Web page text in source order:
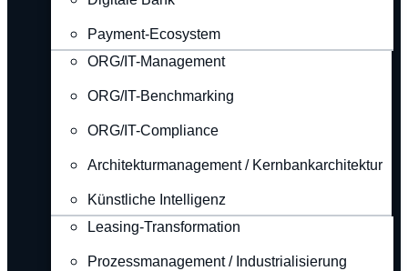
Payment-Ecosystem
ORG/IT-Management
ORG/IT-Benchmarking
ORG/IT-Compliance
Architekturmanagement / Kernbankarchitektur
Künstliche Intelligenz
Leasing-Transformation
Prozessmanagement / Industrialisierung